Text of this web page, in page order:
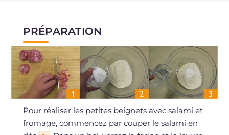
PRÉPARATION
Pour réaliser les petites beignets avec salami et
fromage, commencez par couper le salami en